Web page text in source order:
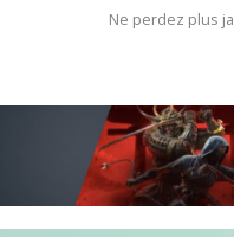
Ne perdez plus